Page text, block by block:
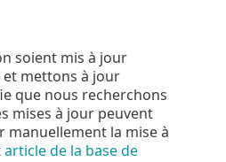
soient mis à jour
et mettons à jour
que nous recherchons
mises à jour peuvent
manuellement la mise à
article de la base de